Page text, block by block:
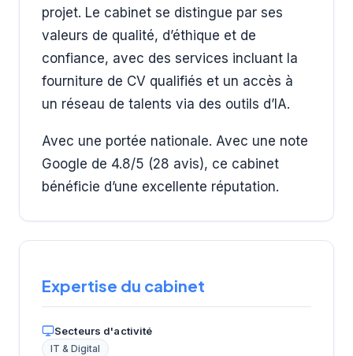
projet. Le cabinet se distingue par ses
valeurs de qualité, d’éthique et de
confiance, avec des services incluant la
fourniture de CV qualifiés et un accès à
un réseau de talents via des outils d’IA.
Avec une portée nationale. Avec une note
Google de 4.8/5 (28 avis), ce cabinet
bénéficie d’une excellente réputation.
Expertise du cabinet
Secteurs d'activité
IT & Digital